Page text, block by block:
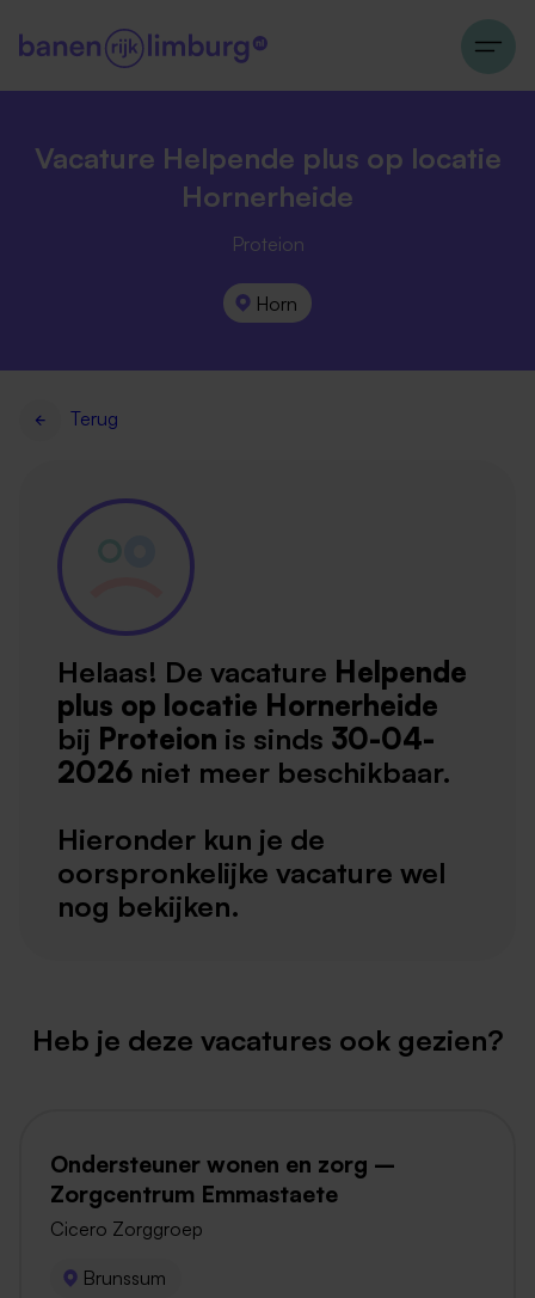
Vacature Helpende plus op locatie
Hornerheide
Proteion
Horn
Terug
Helaas! De vacature Helpende
plus op locatie Hornerheide
bij Proteion is sinds 30-04-
2026 niet meer beschikbaar.
Hieronder kun je de
oorspronkelijke vacature wel
nog bekijken.
Heb je deze vacatures ook gezien?
Ondersteuner wonen en zorg –
Zorgcentrum Emmastaete
Cicero Zorggroep
Brunssum